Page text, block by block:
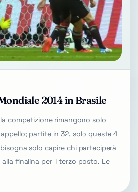
2014 in Brasile
competizione rimangono solo
partite in 32, solo queste 4
solo capire chi parteciperà
alla finalina per il terzo posto. Le